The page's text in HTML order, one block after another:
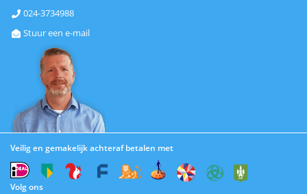
 024-3734988
 Stuur een e-mail
Veilig en gemakelijk achteraf betalen met
Volg ons